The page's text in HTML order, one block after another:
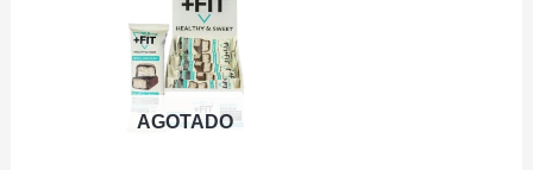
cantidad
AGOTADO